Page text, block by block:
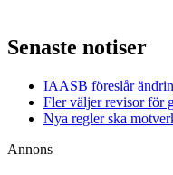
Senaste notiser
IAASB föreslår
Fler väljer revisor för
Nya regler ska
Annons